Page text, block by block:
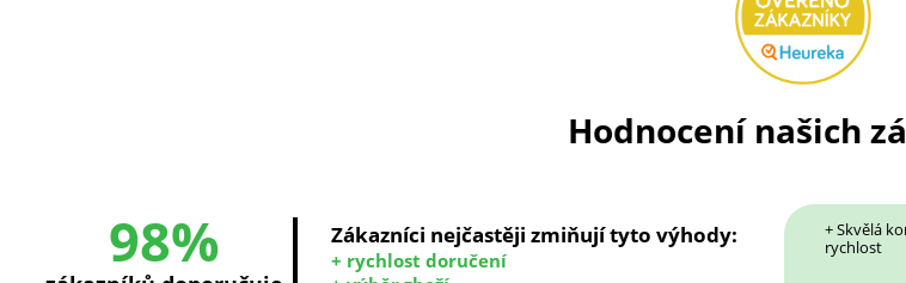
Hodnocení našich
98% Zákazníci nejčastěji zmiňují tyto výhody:
+ rychlost doručení
+ Skvělá
rychlost